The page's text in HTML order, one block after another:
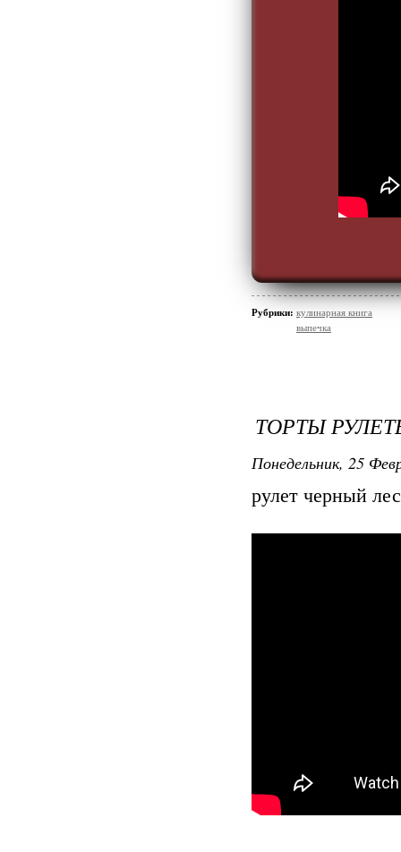
Рубрики: кулинарная книга
выпечка
ТОРТЫ
Понедельник, 25
рулет черный лес